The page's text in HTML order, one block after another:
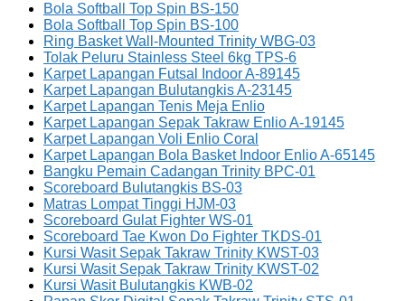
Bola Softball Top Spin BS-150
Bola Softball Top Spin BS-100
Ring Basket Wall-Mounted Trinity WBG-03
Tolak Peluru Stainless Steel 6kg TPS-6
Karpet Lapangan Futsal Indoor A-89145
Karpet Lapangan Bulutangkis A-23145
Karpet Lapangan Tenis Meja Enlio
Karpet Lapangan Sepak Takraw Enlio A-19145
Karpet Lapangan Voli Enlio Coral
Karpet Lapangan Bola Basket Indoor Enlio A-65145
Bangku Pemain Cadangan Trinity BPC-01
Scoreboard Bulutangkis BS-03
Matras Lompat Tinggi HJM-03
Scoreboard Gulat Fighter WS-01
Scoreboard Tae Kwon Do Fighter TKDS-01
Kursi Wasit Sepak Takraw Trinity KWST-03
Kursi Wasit Sepak Takraw Trinity KWST-02
Kursi Wasit Bulutangkis KWB-02